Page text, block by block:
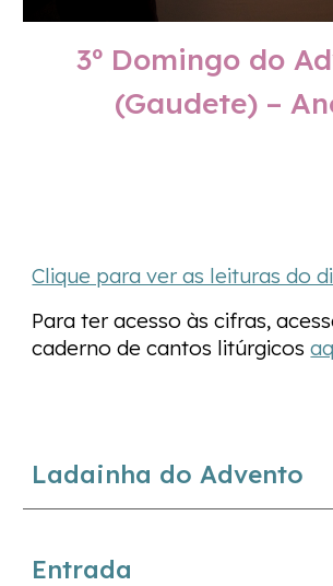
3º Domingo do
(Gaudete) –
Clique para ver as leituras do
Para ter acesso às cifras,
caderno de cantos litúrgicos
Ladainha do Advento
Entrada